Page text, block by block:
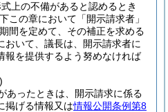
上の不備があると認めるとき
この章において「開示請求者」
間を定めて、その補正を求める
おいて、議長は、開示請求者に
報を提供するよう努めなければ
あったときは、開示請求に係る
掲げる情報又は情報公開条例第8